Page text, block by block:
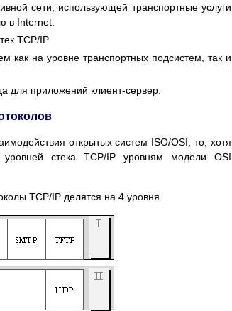
сети, использующей транспортные услуги
в Internet.
TCP/IP.
как на уровне транспортных подсистем, так и
для приложений клиент-сервер.
открытых систем ISO/OSI, то, хотя
уровней стека TCP/IP уровням модели OSI
TCP/IP делятся на 4 уровня.